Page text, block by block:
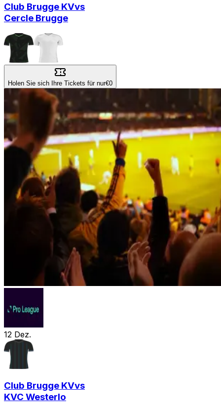
Club Brugge KVvs
Cercle Brugge
Holen Sie sich Ihre Tickets für nur€0
12 Dez.
Club Brugge KVvs
KVC Westerlo